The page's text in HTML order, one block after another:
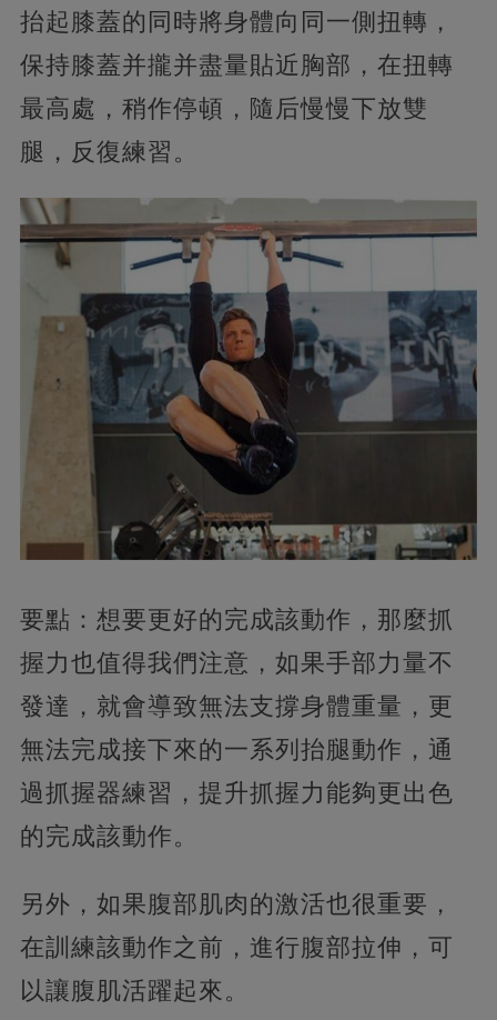
抬起膝蓋的同時將身體向同一側扭轉，
保持膝蓋并攏并盡量貼近胸部，在扭轉
最高處，稍作停頓，隨后慢慢下放雙
腿，反復練習。
要點：想要更好的完成該動作，那麼抓
握力也值得我們注意，如果手部力量不
發達，就會導致無法支撐身體重量，更
無法完成接下來的一系列抬腿動作，通
過抓握器練習，提升抓握力能夠更出色
的完成該動作。
另外，如果腹部肌肉的激活也很重要，
在訓練該動作之前，進行腹部拉伸，可
以讓腹肌活躍起來。